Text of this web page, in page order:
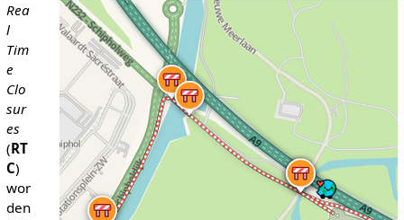
Rea
l
Tim
e
Clo
sur
es
(RT
C)
wor
den